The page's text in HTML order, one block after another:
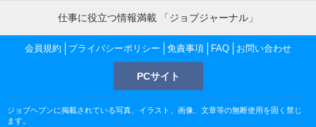
さいたま市・中央地域 デリヘル送迎ドライバー
大宮・さいたま・浦和 デリヘル送迎ドライバー
川口・西川口 デリヘル送迎ドライバー
越谷・東部地域
越谷・東部地域 デリヘル送迎ドライバー
越谷・草加・三郷 デリヘル送迎ドライバー
川越・所沢・西部地域 デリヘル送迎ドライバー
熊谷・北部地域
千葉市
千葉市 デリヘル送迎ドライバー
栄町 デリヘル送迎ドライバー
船橋・市川・浦安 デリヘル送迎ドライバー
松戸・柏
茨城県 デリヘル送迎ドライバー
土浦・取手・つくば・石岡
土浦・取手・つくば・石岡 デリヘル送迎ドライバー
水戸・笠間
栃木県 デリヘル送迎ドライバー
宇都宮・鹿沼
群馬県 デリヘル送迎ドライバー
北海道 男性高収入
東北 男性高収入
南関東 男性高収入
甲信越 男性高収入
北関東 男性高収入
東京都
東京 男性高収入
新宿 男性高収入
神奈川県
関内 男性高収入
仕事に役立つ情報満載 「ジョブジャーナル」
会員規約 プライバシーポリシー 免責事項 FAQ お問い合わせ
PCサイト
ジョブヘブンに掲載されている写真、イラスト、画像、文章等の無断使用を固く禁じ
ます。